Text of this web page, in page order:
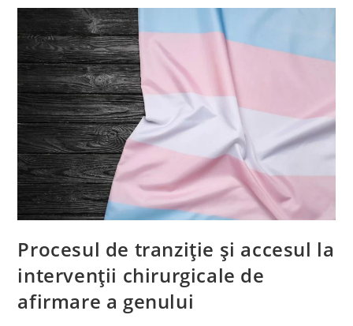
Procesul de tranziție și accesul la
intervenții chirurgicale de
afirmare a genului